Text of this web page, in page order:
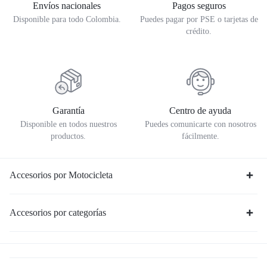
Envíos nacionales
Disponible para todo Colombia.
Pagos seguros
Puedes pagar por PSE o tarjetas de
crédito.
Garantía
Disponible en todos nuestros
productos.
Centro de ayuda
Puedes comunicarte con nosotros
fácilmente.
Accesorios por Motocicleta
Accesorios por categorías